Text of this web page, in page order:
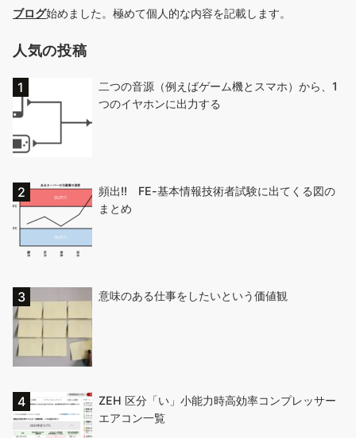
ブログ始めました。極めて個人的な内容を記載します。
人気の投稿
二つの音源（例えばゲーム機とスマホ）から、1
つのイヤホンに出力する
頻出!! FE-基本情報技術者試験に出てくる図の
まとめ
意味のある仕事をしたいという価値観
ZEH 区分「い」小能力時高効率コンプレッサー
エアコン一覧